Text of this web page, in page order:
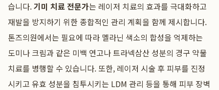
습니다.기미 치료 전문가는 레이저 치료의 효과를 극대화하고
재발을 방지하기 위한 종합적인 관리 계획을 함께 제시합니다.
톤즈의원에서는 필요에 따라 멜라닌 색소의 합성을 억제하는
도미나 크림과 같은 미백 연고나 트라넥삼산 성분의 경구 약물
치료를 병행할 수 있습니다. 또한, 레이저 시술 후 피부를 진정
시키고 유효 성분을 침투시키는 LDM 관리 등을 통해 피부 장벽